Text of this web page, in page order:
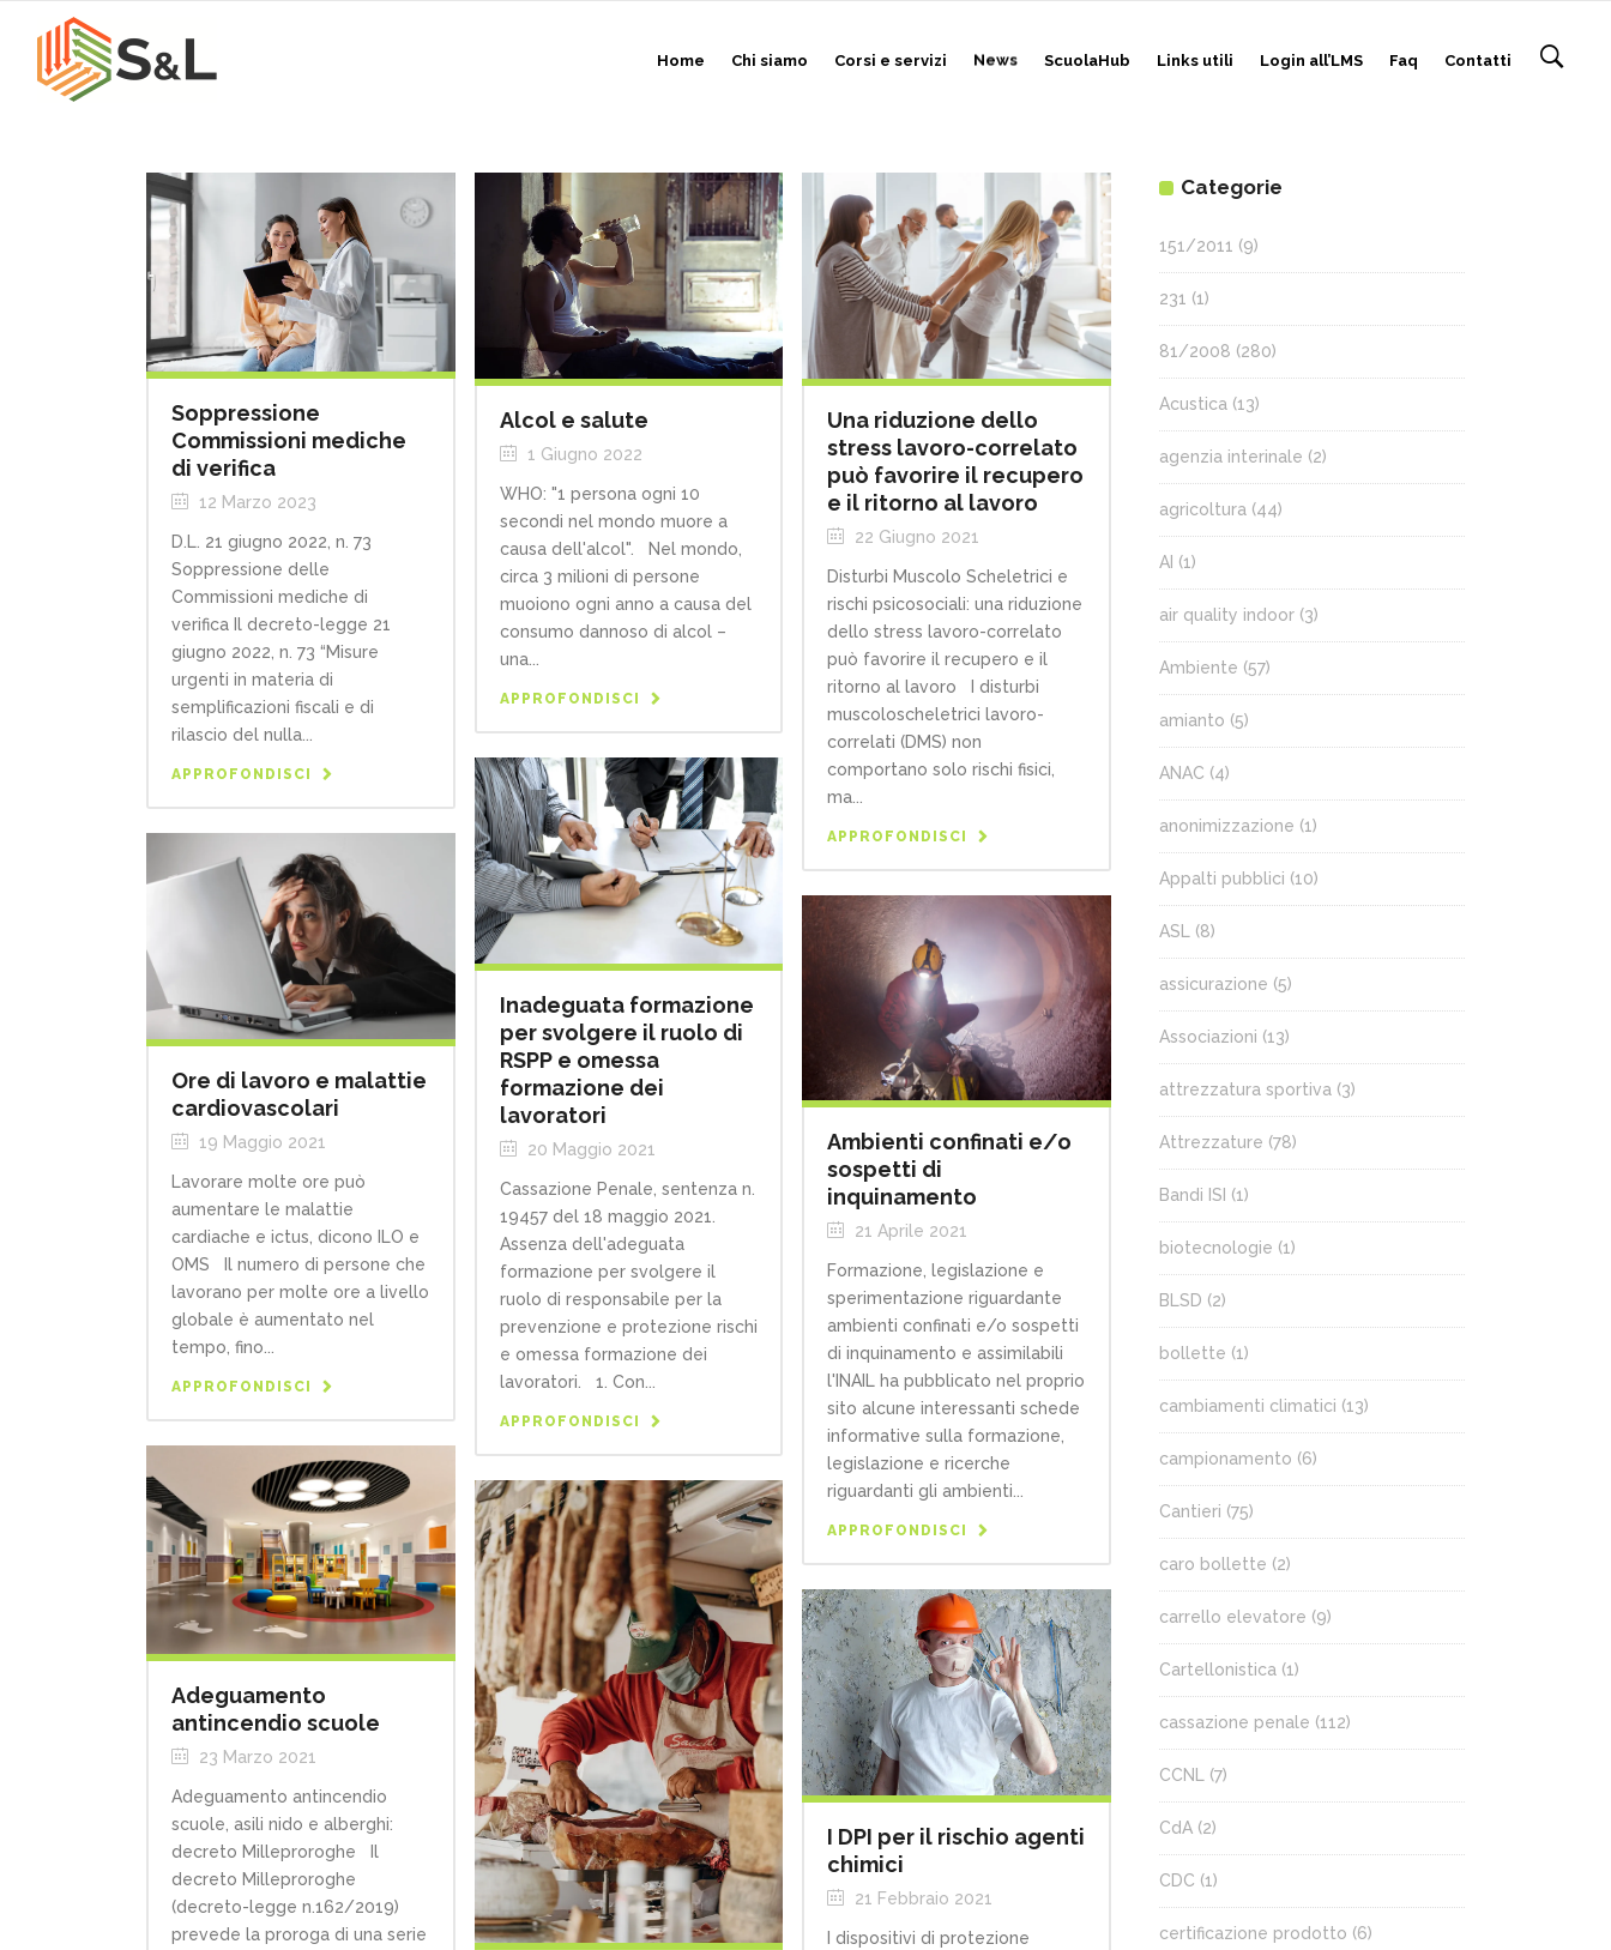
Home Chi siamo Corsi e servizi News ScuolaHub Links utili Login all’LMS Faq Contatti
Soppressione
Commissioni mediche
di verifica
12 Marzo 2023
D.L. 21 giugno 2022, n. 73
Soppressione delle
Commissioni mediche di
verifica Il decreto-legge 21
giugno 2022, n. 73 “Misure
urgenti in materia di
semplificazioni fiscali e di
rilascio del nulla...
APPROFONDISCI
Alcol e salute
1 Giugno 2022
WHO: "1 persona ogni 10
secondi nel mondo muore a
causa dell'alcol". Nel mondo,
circa 3 milioni di persone
muoiono ogni anno a causa del
consumo dannoso di alcol –
una...
APPROFONDISCI
Una riduzione dello
stress lavoro-correlato
può favorire il recupero
e il ritorno al lavoro
22 Giugno 2021
Disturbi Muscolo Scheletrici e
rischi psicosociali: una riduzione
dello stress lavoro-correlato
può favorire il recupero e il
ritorno al lavoro I disturbi
muscoloscheletrici lavoro-
correlati (DMS) non
comportano solo rischi fisici,
ma...
APPROFONDISCI
Inadeguata formazione
per svolgere il ruolo di
RSPP e omessa
formazione dei
lavoratori
20 Maggio 2021
Cassazione Penale, sentenza n.
19457 del 18 maggio 2021.
Assenza dell'adeguata
formazione per svolgere il
ruolo di responsabile per la
prevenzione e protezione rischi
e omessa formazione dei
lavoratori. 1. Con...
APPROFONDISCI
Ore di lavoro e malattie
cardiovascolari
19 Maggio 2021
Lavorare molte ore può
aumentare le malattie
cardiache e ictus, dicono ILO e
OMS Il numero di persone che
lavorano per molte ore a livello
globale è aumentato nel
tempo, fino...
APPROFONDISCI
Ambienti confinati e/o
sospetti di
inquinamento
21 Aprile 2021
Formazione, legislazione e
sperimentazione riguardante
ambienti confinati e/o sospetti
di inquinamento e assimilabili
l'INAIL ha pubblicato nel proprio
sito alcune interessanti schede
informative sulla formazione,
legislazione e ricerche
riguardanti gli ambienti...
APPROFONDISCI
Adeguamento
antincendio scuole
23 Marzo 2021
Adeguamento antincendio
scuole, asili nido e alberghi:
decreto Milleproroghe Il
decreto Milleproroghe
(decreto-legge n.162/2019)
prevede la proroga di una serie
I DPI per il rischio agenti
chimici
21 Febbraio 2021
I dispositivi di protezione
Categorie
151/2011 (9)
231 (1)
81/2008 (280)
Acustica (13)
agenzia interinale (2)
agricoltura (44)
AI (1)
air quality indoor (3)
Ambiente (57)
amianto (5)
ANAC (4)
anonimizzazione (1)
Appalti pubblici (10)
ASL (8)
assicurazione (5)
Associazioni (13)
attrezzatura sportiva (3)
Attrezzature (78)
Bandi ISI (1)
biotecnologie (1)
BLSD (2)
bollette (1)
cambiamenti climatici (13)
campionamento (6)
Cantieri (75)
caro bollette (2)
carrello elevatore (9)
Cartellonistica (1)
cassazione penale (112)
CCNL (7)
CdA (2)
CDC (1)
certificazione prodotto (6)